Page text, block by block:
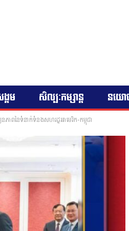
គម សិល្បៈកម្សាន្ត នយោ
ភាពនៃទំនាក់ទំនងសហរដ្ឋអាមេរិក-កម្ពុជា